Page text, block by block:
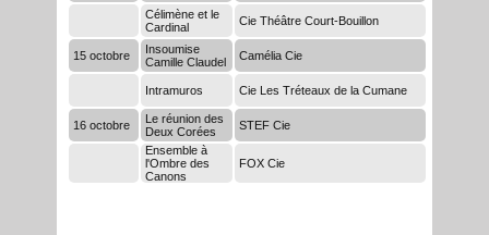
Célimène et le
Cardinal
Cie Théâtre Court-Bouillon
15 octobre
Insoumise
Camille Claudel
Camélia Cie
Intramuros Cie Les Tréteaux de la Cumane
16 octobre
Le réunion des
Deux Corées
STEF Cie
Ensemble à
l'Ombre des
Canons
FOX Cie